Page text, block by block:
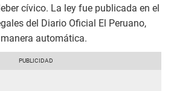
cívico. La ley fue publicada en el
del Diario Oficial El Peruano,
automática.